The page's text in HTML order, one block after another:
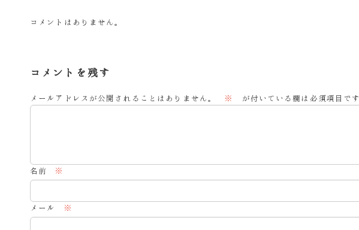
コメントはありません。
コメントを残す
メールアドレスが公開されることはありません。 ※ が付いている欄は必須項目です
名前 ※
メール ※